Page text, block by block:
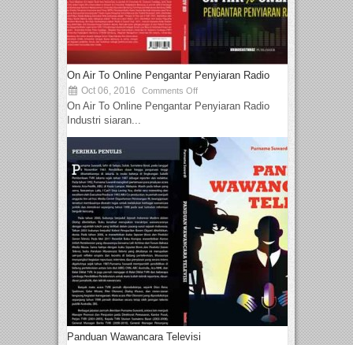
On Air To Online Pengantar Penyiaran Radio
Oct 06, 2016 Comments Off
On Air To Online Pengantar Penyiaran Radio
Industri siaran...
Panduan Wawancara Televisi